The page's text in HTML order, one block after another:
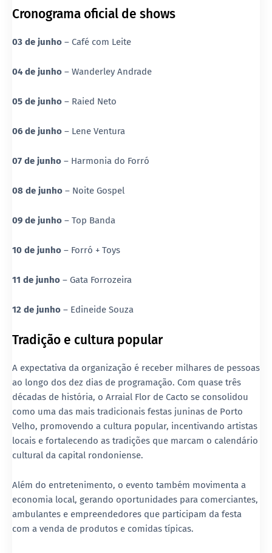
Cronograma oficial de shows
03 de junho – Café com Leite
04 de junho – Wanderley Andrade
05 de junho – Raied Neto
06 de junho – Lene Ventura
07 de junho – Harmonia do Forró
08 de junho – Noite Gospel
09 de junho – Top Banda
10 de junho – Forró + Toys
11 de junho – Gata Forrozeira
12 de junho – Edineide Souza
Tradição e cultura popular
A expectativa da organização é receber milhares de pessoas
ao longo dos dez dias de programação. Com quase três
décadas de história, o Arraial Flor de Cacto se consolidou
como uma das mais tradicionais festas juninas de Porto
Velho, promovendo a cultura popular, incentivando artistas
locais e fortalecendo as tradições que marcam o calendário
cultural da capital rondoniense.
Além do entretenimento, o evento também movimenta a
economia local, gerando oportunidades para comerciantes,
ambulantes e empreendedores que participam da festa
com a venda de produtos e comidas típicas.